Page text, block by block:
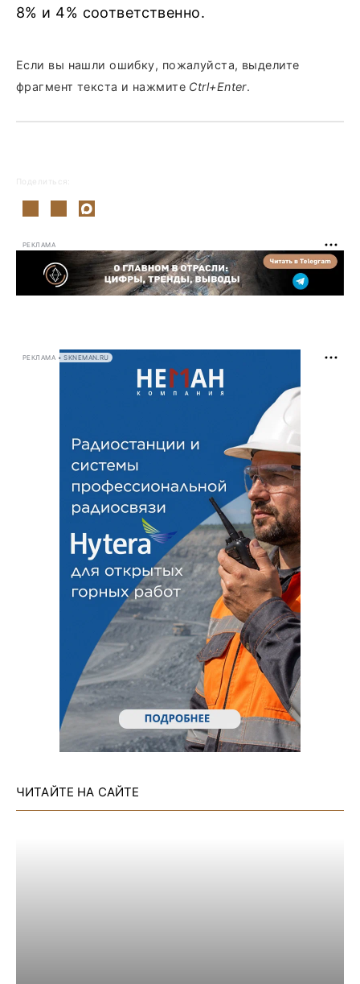
8% и 4% соответственно.
Если вы нашли ошибку, пожалуйста, выделите
фрагмент текста и нажмите Ctrl+Enter.
Поделиться:
РЕКЛАМА
РЕКЛАМА • SKNEMAN.RU
ЧИТАЙТЕ НА САЙТЕ